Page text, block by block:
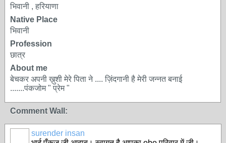
भिवानी , हरियाणा
Native Place
भिवानी
Profession
छात्र
About me
बेचकर अपनी ख़ुशी मेरे पिता ने .... ज़िंदगानी है मेरी जन्नत बनाई
.......पंकजोम " प्रेम "
Comment Wall:
surender insan